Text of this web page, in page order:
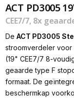
ACT PD3005
CEE7/7, 8x
De ACT PD3005
stroomverdeler voor
(19" CEE7/7 8-
geaarde type F
formaat. De
beschermkap